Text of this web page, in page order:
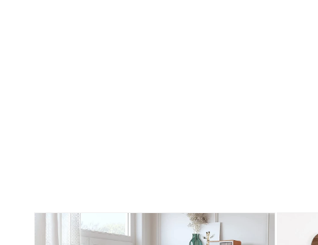
Skip to
product
information